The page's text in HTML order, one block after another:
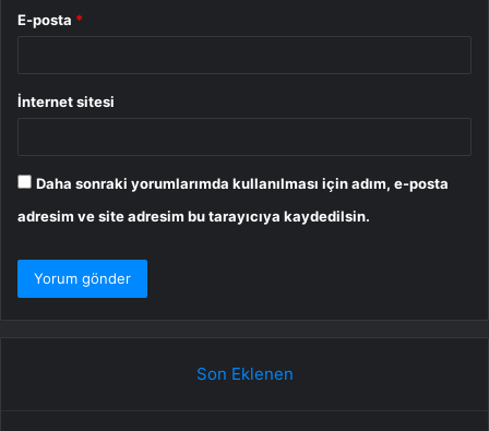
E-posta *
İnternet sitesi
Daha sonraki yorumlarımda kullanılması için adım, e-posta
adresim ve site adresim bu tarayıcıya kaydedilsin.
Son Eklenen